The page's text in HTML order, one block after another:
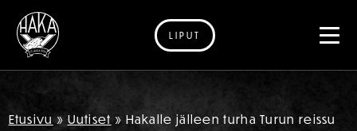
Siirry sisältöön
LIPUT
Etusivu » Uutiset » Hakalle jälleen turha Turun reissu